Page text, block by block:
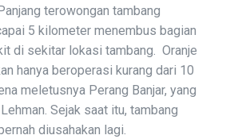
terowongan tambang
5 kilometer menembus bagian
di sekitar lokasi tambang. Oranje
hanya beroperasi kurang dari 10
meletusnya Perang Banjar, yang
Sejak saat itu, tambang
diusahakan lagi.